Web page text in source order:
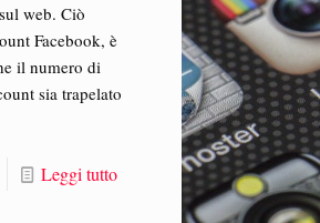
web. Ciò
Facebook, è
il numero di
sia trapelato
Leggi tutto